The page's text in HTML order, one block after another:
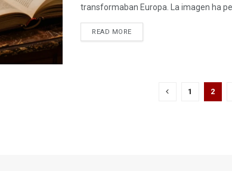
transformaban Europa. La imagen ha
READ MOREDETAILS
1 2